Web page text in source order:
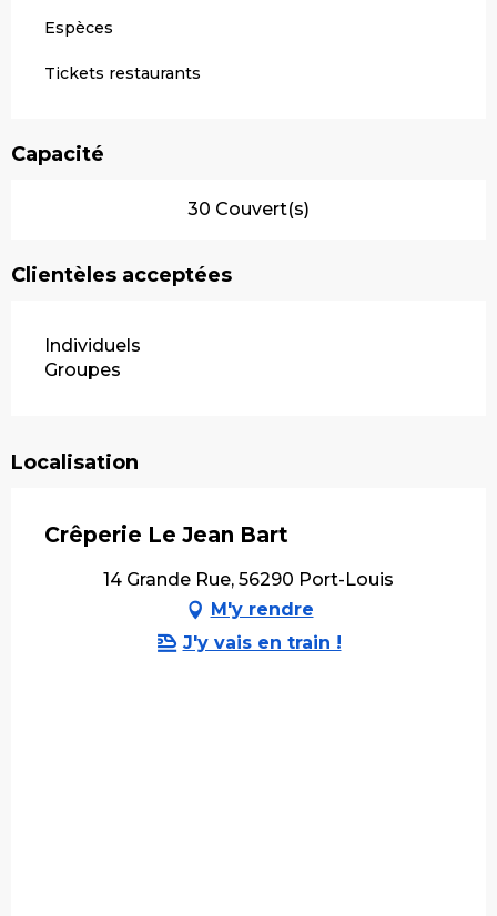
Espèces
Tickets restaurants
Capacité
30 Couvert(s)
Clientèles acceptées
Individuels
Groupes
Localisation
Crêperie Le Jean Bart
14 Grande Rue, 56290 Port-Louis
M'y rendre
J'y vais en train !